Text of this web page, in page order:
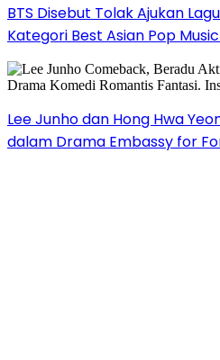
BTS Disebut Tolak Ajukan
Kategori Best Asian Pop
Lee Junho dan Hong Hwa
dalam Drama Embassy for